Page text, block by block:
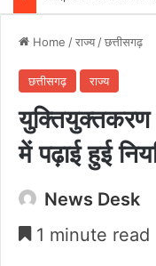
Home /राज्य/छत्तीसगढ़
छत्तीसगढ़ राज्य
युक्तियुक्तकरण
में पढ़ाई हुई
News Desk
1 minute read